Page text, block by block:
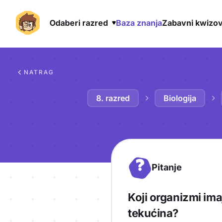
Odaberi razred Baza znanjaZabavni
NATRAG
8. razred Biologija
? Pitanje
Koji organizmi
tekućina?